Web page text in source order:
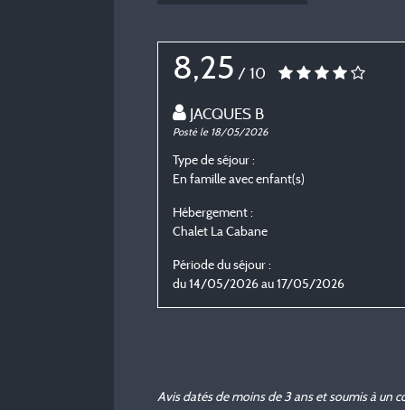
8,25 / 10
JACQUES B
Posté le 18/05/2026
Type de séjour :
En famille avec enfant(s)
Hébergement :
Chalet La Cabane
Période du séjour :
du 14/05/2026 au 17/05/2026
Avis datés de moins de 3 ans et soumis à un